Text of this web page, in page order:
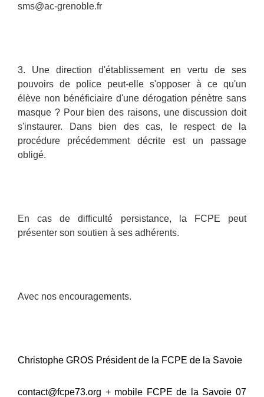
sms@ac-grenoble.fr
3. Une direction d'établissement en vertu de ses
pouvoirs de police peut-elle s'opposer à ce qu'un
élève non bénéficiaire d'une dérogation pénètre sans
masque ? Pour bien des raisons, une discussion doit
s'instaurer. Dans bien des cas, le respect de la
procédure précédemment décrite est un passage
obligé.
En cas de difficulté persistance, la FCPE peut
présenter son soutien à ses adhérents.
Avec nos encouragements.
Christophe GROS Président de la FCPE de la Savoie
contact@fcpe73.org + mobile FCPE de la Savoie 07